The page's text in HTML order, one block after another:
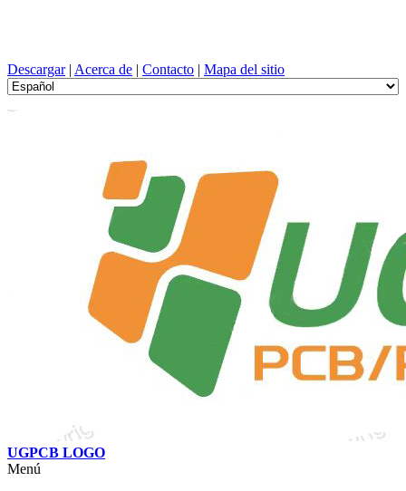
Descargar| Acerca de | Contacto | Mapa del sitio
UGPCB LOGO
Menú